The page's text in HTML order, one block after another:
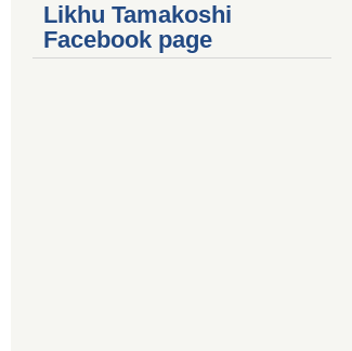
Likhu Tamakoshi
Facebook page